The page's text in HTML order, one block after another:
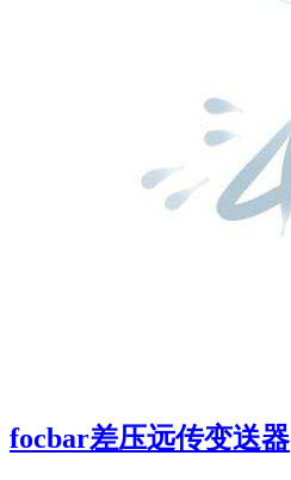
focbar差压远传变送器